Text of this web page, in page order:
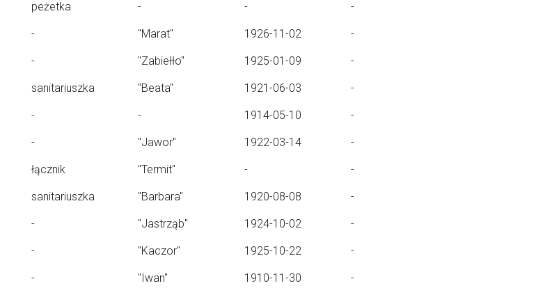
peżetka - - -
- "Marat" 1926-11-02 -
- "Zabiełło" 1925-01-09 -
sanitariuszka "Beata" 1921-06-03 -
- - 1914-05-10 -
- "Jawor" 1922-03-14 -
łącznik "Termit" - -
sanitariuszka "Barbara" 1920-08-08 -
- "Jastrząb" 1924-10-02 -
- "Kaczor" 1925-10-22 -
- "Iwan" 1910-11-30 -